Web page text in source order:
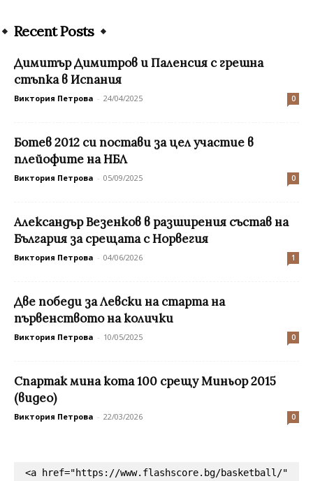
Recent Posts
Димитър Димитров и Паленсия с грешна
стъпка в Испания
Виктория Петрова - 24/04/2025 0
Ботев 2012 си постави за цел участие в
плейофите на НБЛ
Виктория Петрова - 05/09/2025 0
Александър Везенков в разширения състав на
България за срещата с Норвегия
Виктория Петрова - 04/06/2026 1
Две победи за Левски на старта на
първенството на колички
Виктория Петрова - 10/05/2025 0
Спартак мина кота 100 срещу Миньор 2015
(видео)
Виктория Петрова - 22/03/2026 0
<a href="https://www.flashscore.bg/basketball/"